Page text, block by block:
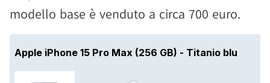
modello base è venduto a circa 700 euro.